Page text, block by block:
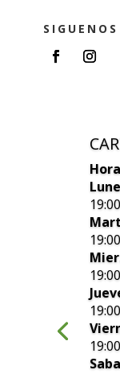
SIGUENOS
19:00
19:00
19:00
19:00
19:00